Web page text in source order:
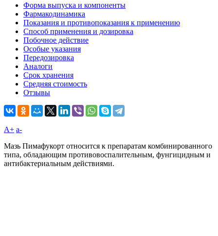
Форма выпуска и компоненты
Фармакодинамика
Показания и противопоказания к применению
Способ применения и дозировка
Побочное действие
Особые указания
Передозировка
Аналоги
Срок хранения
Средняя стоимость
Отзывы
A+ а-
Мазь Пимафукорт относится к препаратам комбинированного
типа, обладающим противовоспалительным, фунгицидным и
антибактериальным действиями.